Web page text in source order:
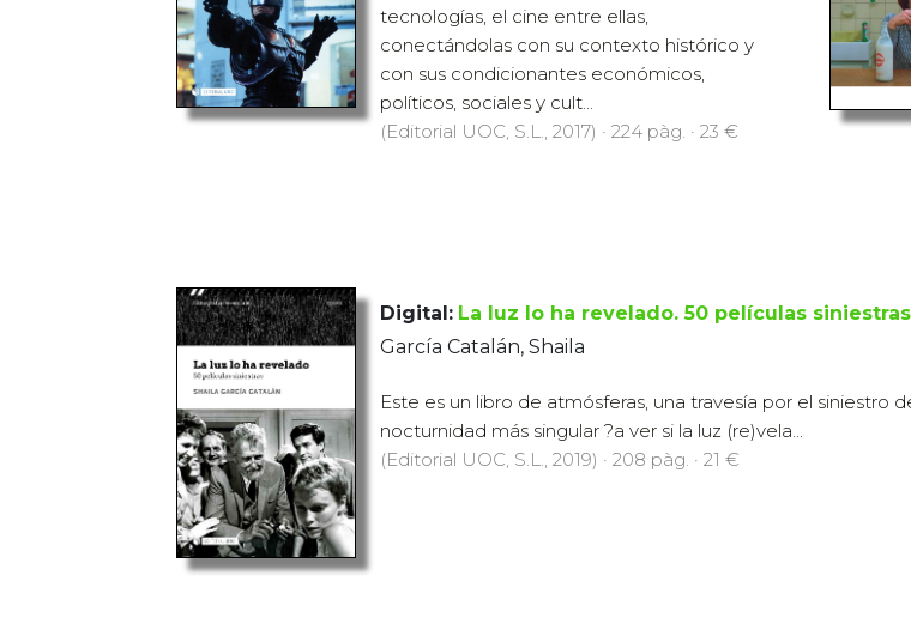
tecnologías, el cine entre ellas,
conectándolas con su contexto histórico y
con sus condicionantes económicos,
políticos, sociales y cult...
(Editorial UOC, S.L., 2017) · 224 pàg. · 23 €
Digital: La luz lo ha revelado. 50 películas siniestras
García Catalán, Shaila
Este es un libro de atmósferas, una travesía por el siniestro
nocturnidad más singular ?a ver si la luz (re)vela...
(Editorial UOC, S.L., 2019) · 208 pàg. · 21 €